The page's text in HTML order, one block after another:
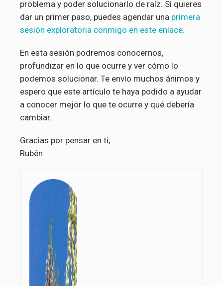
problema y poder solucionarlo de raíz. Si quieres
dar un primer paso, puedes agendar una primera
sesión exploratoria conmigo en este enlace.
En esta sesión podremos conocernos,
profundizar en lo que ocurre y ver cómo lo
podemos solucionar. Te envío muchos ánimos y
espero que este artículo te haya podido a ayudar
a conocer mejor lo que te ocurre y qué debería
cambiar.
Gracias por pensar en ti,
Rubén